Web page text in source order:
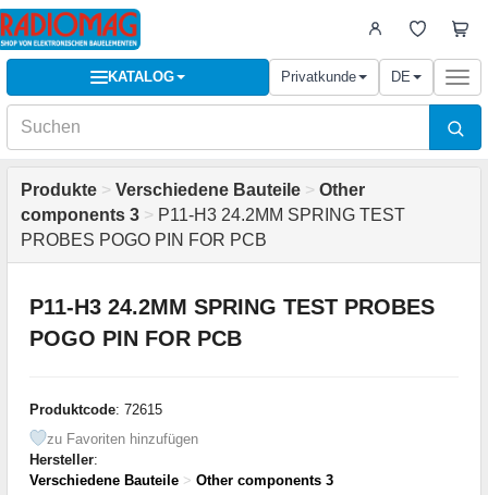
KATALOG Privatkunde DE
Produkte > Verschiedene Bauteile > Other
components 3 > P11-H3 24.2MM SPRING TEST
PROBES POGO PIN FOR PCB
P11-H3 24.2MM SPRING TEST PROBES
POGO PIN FOR PCB
Produktcode: 72615
zu Favoriten hinzufügen
Hersteller:
Verschiedene Bauteile > Other components 3